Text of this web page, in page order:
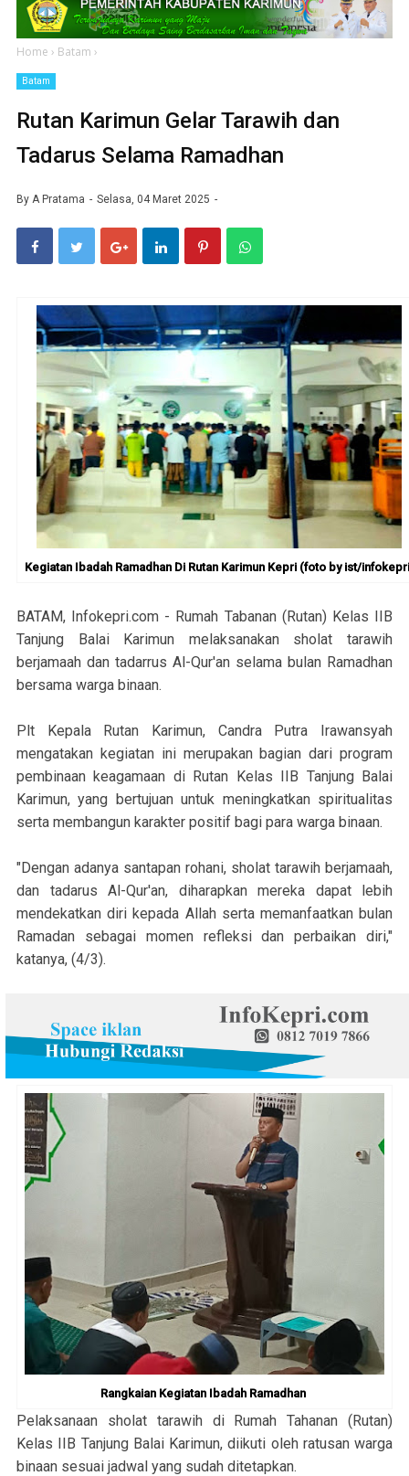
Home › Batam ›
Batam
Rutan Karimun Gelar Tarawih dan
Tadarus Selama Ramadhan
By A Pratama Selasa, 04 Maret 2025
Kegiatan Ibadah Ramadhan Di Rutan Karimun Kepri (foto by ist/
BATAM, Infokepri.com - Rumah Tabanan (Rutan) Kelas IIB
Tanjung Balai Karimun melaksanakan sholat tarawih
berjamaah dan tadarrus Al-Qur'an selama bulan Ramadhan
bersama warga binaan.
Plt Kepala Rutan Karimun, Candra Putra Irawansyah
mengatakan kegiatan ini merupakan bagian dari program
pembinaan keagamaan di Rutan Kelas IIB Tanjung Balai
Karimun, yang bertujuan untuk meningkatkan spiritualitas
serta membangun karakter positif bagi para warga binaan.
"Dengan adanya santapan rohani, sholat tarawih berjamaah,
dan tadarus Al-Qur'an, diharapkan mereka dapat lebih
mendekatkan diri kepada Allah serta memanfaatkan bulan
Ramadan sebagai momen refleksi dan perbaikan diri,"
katanya, (4/3).
Rangkaian Kegiatan Ibadah Ramadhan
Pelaksanaan sholat tarawih di Rumah Tahanan (Rutan)
Kelas IIB Tanjung Balai Karimun, diikuti oleh ratusan warga
binaan sesuai jadwal yang sudah ditetapkan.